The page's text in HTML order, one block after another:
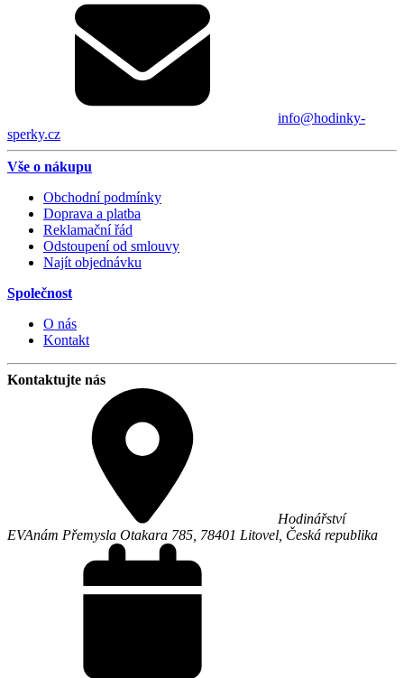
info@hodinky-
sperky.cz
Vše o nákupu
Obchodní podmínky
Doprava a platba
Reklamační řád
Odstoupení od smlouvy
Najít objednávku
Společnost
O nás
Kontakt
Kontaktujte nás
Hodinářství
EVAnám Přemysla Otakara 785, 78401 Litovel Česká republika